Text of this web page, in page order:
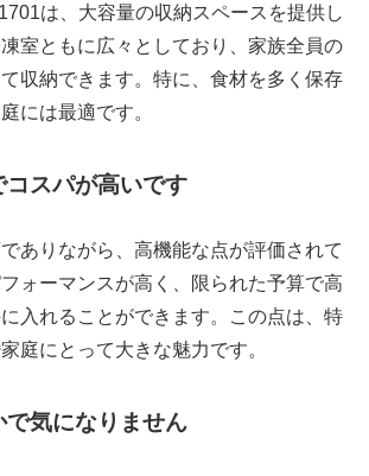
は、大容量の収納スペースを提供し
室ともに広々としており、家族全員の
収納できます。特に、食材を多く保存
には最適です。
コスパが高いです
ありながら、高機能な点が評価されて
ォーマンスが高く、限られた予算で高
入れることができます。この点は、特
庭にとって大きな魅力です。
で気になりません